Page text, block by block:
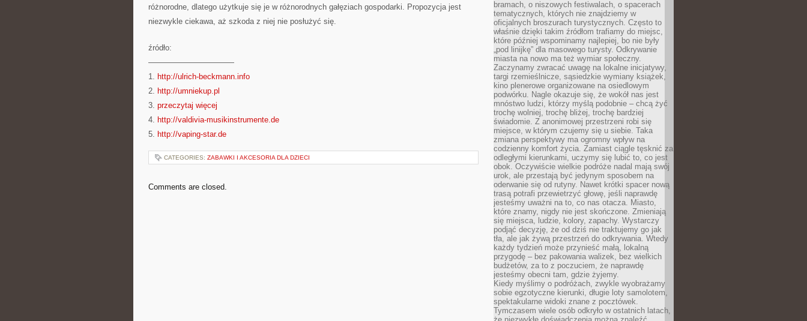
różnorodne, dlatego użytkuje się je w różnorodnych gałęziach gospodarki. Propozycja jest
niezwykle ciekawa, aż szkoda z niej nie posłużyć się.
źródło:
———————————
1. http://ulrich-beckmann.info
2. http://umniekup.pl
3. przeczytaj więcej
4. http://valdivia-musikinstrumente.de
5. http://vaping-star.de
CATEGORIES: ZABAWKI I AKCESORIA DLA DZIECI
Comments are closed.
bramach, o niszowych festiwalach, o spacerach
tematycznych, których nie znajdziemy w
oficjalnych broszurach turystycznych. Często to
właśnie dzięki takim źródłom trafiamy do miejsc,
które później wspominamy najlepiej, bo nie były
„pod linijkę” dla masowego turysty. Odkrywanie
miasta na nowo ma też wymiar społeczny.
Zaczynamy zwracać uwagę na lokalne inicjatywy,
targi rzemieślnicze, sąsiedzkie wymiany książek,
kino plenerowe organizowane na osiedlowym
podwórku. Nagle okazuje się, że wokół nas jest
mnóstwo ludzi, którzy myślą podobnie – chcą żyć
trochę wolniej, trochę bliżej, trochę bardziej
świadomie. Z anonimowej przestrzeni robi się
miejsce, w którym czujemy się u siebie. Taka
zmiana perspektywy ma ogromny wpływ na
codzienny komfort życia. Zamiast ciągle tęsknić za
odległymi kierunkami, uczymy się lubić to, co jest
obok. Oczywiście wielkie podróże nadal mają swój
urok, ale przestają być jedynym sposobem na
oderwanie się od rutyny. Nawet krótki spacer nową
trasą potrafi przewietrzyć głowę, jeśli naprawdę
jesteśmy uważni na to, co nas otacza. Miasto,
które znamy, nigdy nie jest skończone. Zmieniają
się miejsca, ludzie, kolory, zapachy. Wystarczy
podjąć decyzję, że od dziś nie traktujemy go jak
tła, ale jak żywą przestrzeń do odkrywania. Wtedy
każdy tydzień może przynieść małą, lokalną
przygodę – bez pakowania walizek, bez wielkich
budżetów, za to z poczuciem, że naprawdę
jesteśmy obecni tam, gdzie żyjemy.
Kiedy myślimy o podróżach, zwykle wyobrażamy
sobie egzotyczne kierunki, długie loty samolotem,
spektakularne widoki znane z pocztówek.
Tymczasem wiele osób odkryło w ostatnich latach,